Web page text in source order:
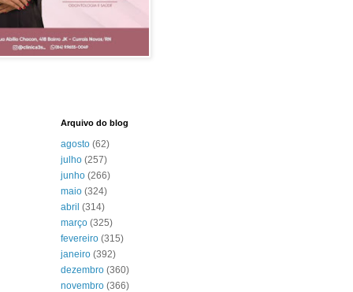
Arquivo do blog
agosto (62)
julho (257)
junho (266)
maio (324)
abril (314)
março (325)
fevereiro (315)
janeiro (392)
dezembro (360)
novembro (366)